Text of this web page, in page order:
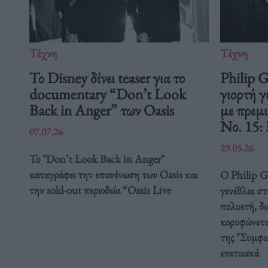
Τέχνη
Το Disney δίνει teaser για το
documentary “Don’t Look
Back in Anger” των Oasis
07.07.26
Το "Don’t Look Back in Anger"
καταγράφει την επανένωση των Oasis και
την sold-out περιοδεία “Oasis Live
Τέχνη
Philip
γιορτή
με
Νο. 15:
29.05.26
Ο Philip
γενέθλια
πολυετή,
της
επετειακά